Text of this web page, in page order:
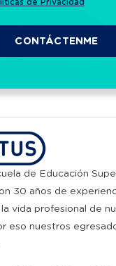
de Privacidad
de Educación
30 años de
vida profesional de
eso nuestros